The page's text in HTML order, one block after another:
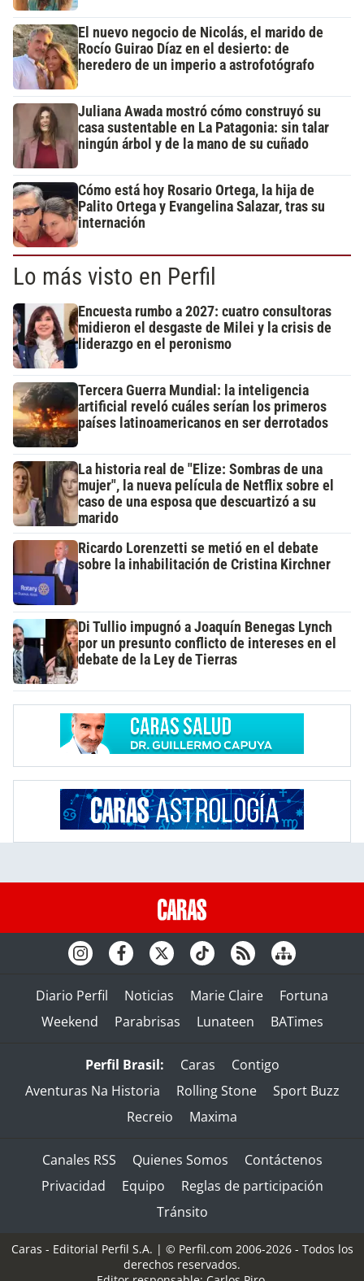
El nuevo negocio de Nicolás, el marido de
Rocío Guirao Díaz en el desierto: de
heredero de un imperio a astrofotógrafo
Juliana Awada mostró cómo construyó su
casa sustentable en La Patagonia: sin talar
ningún árbol y de la mano de su cuñado
Cómo está hoy Rosario Ortega, la hija de
Palito Ortega y Evangelina Salazar, tras su
internación
Lo más visto en Perfil
Encuesta rumbo a 2027: cuatro consultoras
midieron el desgaste de Milei y la crisis de
liderazgo en el peronismo
Tercera Guerra Mundial: la inteligencia
artificial reveló cuáles serían los primeros
países latinoamericanos en ser derrotados
La historia real de "Elize: Sombras de una
mujer", la nueva película de Netflix sobre el
caso de una esposa que descuartizó a su
marido
Ricardo Lorenzetti se metió en el debate
sobre la inhabilitación de Cristina Kirchner
Di Tullio impugnó a Joaquín Benegas Lynch
por un presunto conflicto de intereses en el
debate de la Ley de Tierras
Diario Perfil Noticias Marie Claire
Fortuna
Weekend
Parabrisas Lunateen BATimes
Perfil Brasil: Caras
Contigo
Aventuras Na Historia
Rolling Stone
Sport Buzz
Recreio
Maxima
Canales RSS Quienes Somos
Contáctenos
Privacidad
Equipo
Reglas de participación
Tránsito
Caras - Editorial Perfil S.A. | © Perfil.com 2006-2026 - Todos los
derechos reservados.